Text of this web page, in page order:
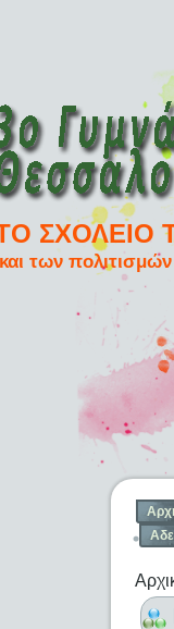
ΣΧΟΛΕΙΟ
και των πολιτισμών